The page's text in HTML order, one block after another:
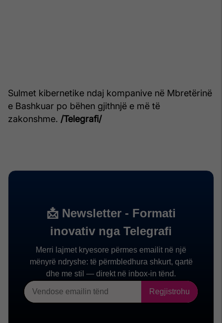
Sulmet kibernetike ndaj kompanive në Mbretërinë
e Bashkuar po bëhen gjithnjë e më të
zakonshme. /Telegrafi/